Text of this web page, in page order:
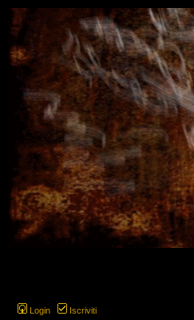
Login Iscriviti